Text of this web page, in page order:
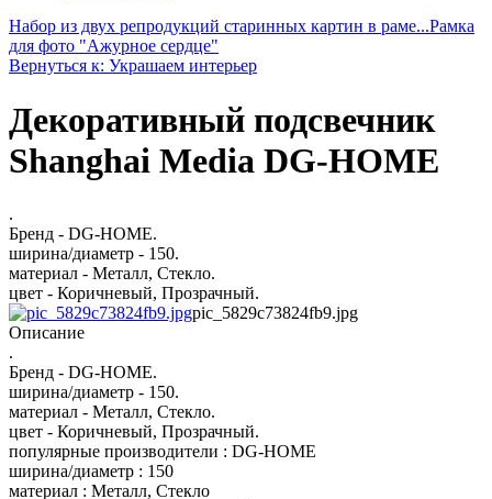
Набор из двух репродукций старинных картин в раме...Рамка
для фото "Ажурное сердце"
Вернуться к: Украшаем интерьер
Декоративный подсвечник
Shanghai Media DG-HOME
.
Бренд - DG-HOME.
ширина/диаметр - 150.
материал - Металл, Стекло.
цвет - Коричневый, Прозрачный.
pic_5829c73824fb9.jpg
Описание
.
Бренд - DG-HOME.
ширина/диаметр - 150.
материал - Металл, Стекло.
цвет - Коричневый, Прозрачный.
популярные производители : DG-HOME
ширина/диаметр : 150
материал : Металл, Стекло